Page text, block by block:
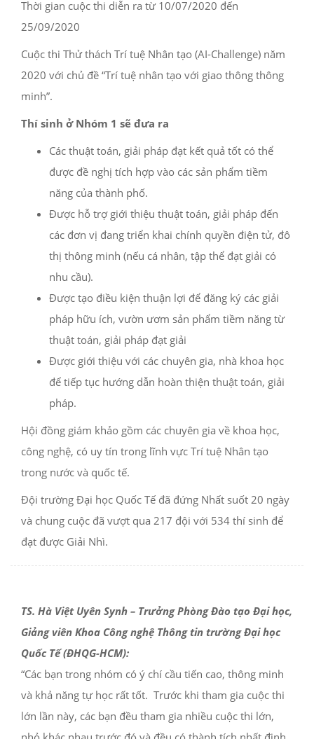
Thời gian cuộc thi diễn ra từ 10/07/2020 đến
25/09/2020
Cuộc thi Thử thách Trí tuệ Nhân tạo (AI-Challenge) năm
2020 với chủ đề “Trí tuệ nhân tạo với giao thông thông
minh”.
Thí sinh ở Nhóm 1 sẽ đưa ra
Các thuật toán, giải pháp đạt kết quả tốt có thể
được đề nghị tích hợp vào các sản phẩm tiềm
năng của thành phố.
Được hỗ trợ giới thiệu thuật toán, giải pháp đến
các đơn vị đang triển khai chính quyền điện tử, đô
thị thông minh (nếu cá nhân, tập thể đạt giải có
nhu cầu).
Được tạo điều kiện thuận lợi để đăng ký các giải
pháp hữu ích, vườn ươm sản phẩm tiềm năng từ
thuật toán, giải pháp đạt giải
Được giới thiệu với các chuyên gia, nhà khoa học
để tiếp tục hướng dẫn hoàn thiện thuật toán, giải
pháp.
Hội đồng giám khảo gồm các chuyên gia về khoa học,
công nghệ, có uy tín trong lĩnh vực Trí tuệ Nhân tạo
trong nước và quốc tế.
Đội trường Đại học Quốc Tế đã đứng Nhất suốt 20 ngày
và chung cuộc đã vượt qua 217 đội với 534 thí sinh để
đạt được Giải Nhì.
TS. Hà Việt Uyên Synh – Trưởng Phòng Đào tạo Đại học,
Giảng viên Khoa Công nghệ Thông tin trường Đại học
Quốc Tế (ĐHQG-HCM):
“Các bạn trong nhóm có ý chí cầu tiến cao, thông minh
và khả năng tự học rất tốt. Trước khi tham gia cuộc thi
lớn lần này, các bạn đều tham gia nhiều cuộc thi lớn,